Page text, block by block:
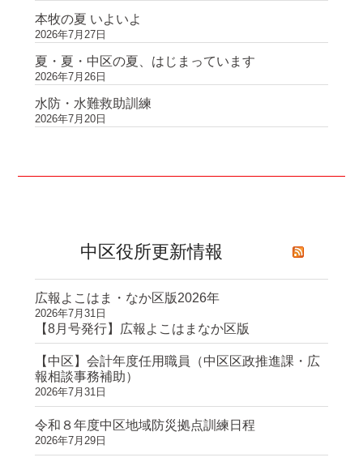
本牧の夏 いよいよ
2026年7月27日
夏・夏・中区の夏、はじまっています
2026年7月26日
水防・水難救助訓練
2026年7月20日
中区役所更新情報
広報よこはま・なか区版2026年
2026年7月31日
【8月号発行】広報よこはまなか区版
【中区】会計年度任用職員（中区区政推進課・広
報相談事務補助）
2026年7月31日
令和８年度中区地域防災拠点訓練日程
2026年7月29日